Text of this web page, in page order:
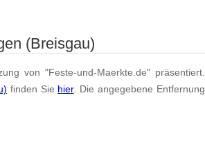
(Breisgau)
von "Feste-und-Maerkte.de" präsentiert.
finden Sie hier. Die angegebene Entfernung